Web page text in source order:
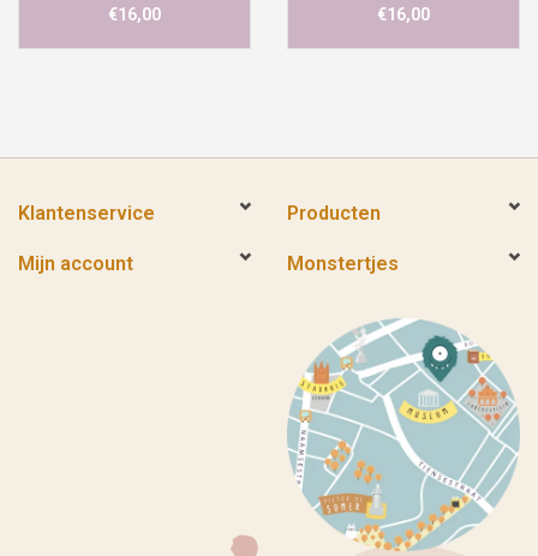
€16,00
€16,00
Klantenservice Producten
Mijn account Monstertjes